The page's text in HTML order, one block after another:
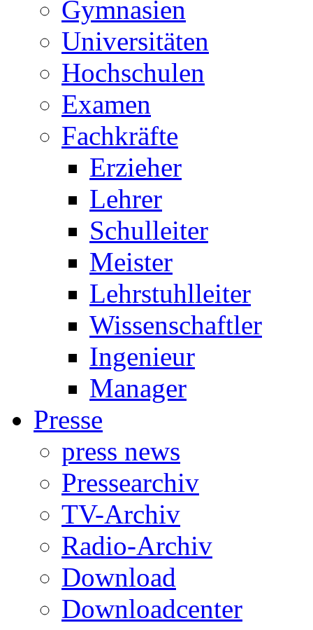
Gymnasien
Universitäten
Hochschulen
Examen
Fachkräfte
Erzieher
Lehrer
Schulleiter
Meister
Lehrstuhlleiter
Wissenschaftler
Ingenieur
Manager
Presse
press news
Pressearchiv
TV-Archiv
Radio-Archiv
Download
Downloadcenter